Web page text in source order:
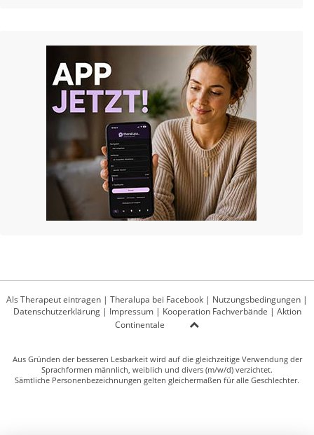
Als Therapeut eintragen | Theralupa bei Facebook | Nutzungsbedingungen |
Datenschutzerklärung| Impressum| Kooperation Fachverbände | Aktion
Continentale
Aus Gründen der besseren Lesbarkeit wird auf die gleichzeitige Verwendung der
Sprachformen männlich, weiblich und divers (m/w/d) verzichtet.
Sämtliche Personenbezeichnungen gelten gleichermaßen für alle Geschlechter.